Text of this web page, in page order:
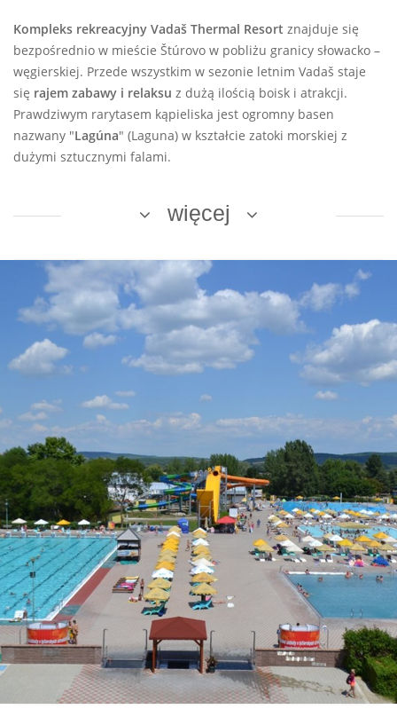
Kompleks rekreacyjny Vadaš Thermal Resort znajduje się
bezpośrednio w mieście Štúrovo w pobliżu granicy słowacko –
węgierskiej. Przede wszystkim w sezonie letnim Vadaš staje
się rajem zabawy i relaksu z dużą ilością boisk i atrakcji.
Prawdziwym rarytasem kąpieliska jest ogromny basen
nazwany "Lagúna" (Laguna) w kształcie zatoki morskiej z
dużymi sztucznymi falami.
więcej